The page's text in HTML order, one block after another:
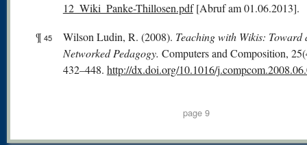
12_Wiki_Panke-Thillosen.pdf[Abruf am 01.06.2013].
¶ 45 Wilson Ludin, R. (2008). Teaching with Wikis: Toward
Networked Pedagogy. Computers and Composition,
432–448. http://dx.doi.org/10.1016/
page 9